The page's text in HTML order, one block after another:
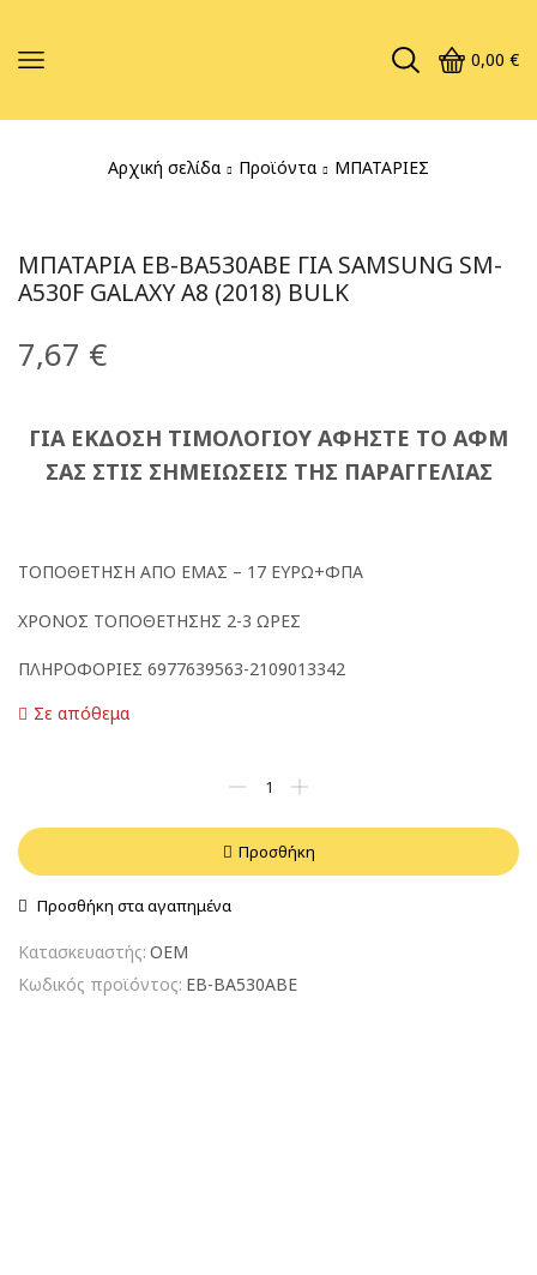
0,00 €
Αρχική σελίδα Προϊόντα ΜΠΑΤΑΡΙΕΣ
ΜΠΑΤΑΡΊΑ EB-BA530ABE ΓΙΑ SAMSUNG SM-
A530F GALAXY A8 (2018) BULK
7,67 €
ΓΙΑ ΕΚΔΟΣΗ ΤΙΜΟΛΟΓΙΟΥ ΑΦΗΣΤΕ ΤΟ ΑΦΜ
ΣΑΣ ΣΤΙΣ ΣΗΜΕΙΩΣΕΙΣ ΤΗΣ ΠΑΡΑΓΓΕΛΙΑΣ
ΤΟΠΟΘΕΤΗΣΗ ΑΠΟ ΕΜΑΣ – 17 ΕΥΡΩ+ΦΠΑ
ΧΡΟΝΟΣ ΤΟΠΟΘΕΤΗΣΗΣ 2-3 ΩΡΕΣ
ΠΛΗΡΟΦΟΡΙΕΣ 6977639563-2109013342
Σε απόθεμα
Προσθήκη
Προσθήκη στα αγαπημένα
Κατασκευαστής: OEM
Κωδικός προϊόντος: EB-BA530ABE